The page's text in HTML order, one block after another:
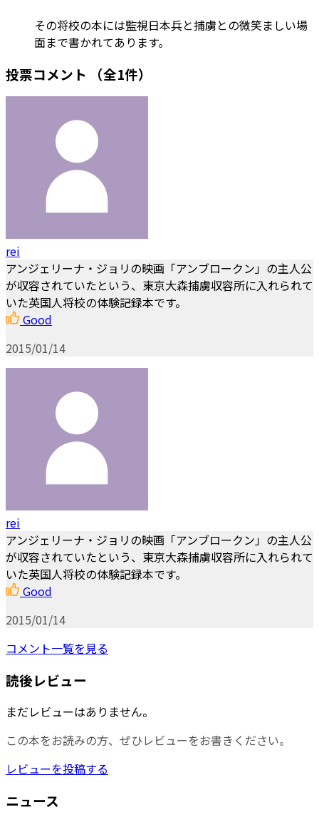
その将校の本には監視日本兵と捕虜との微笑ましい場
面まで書かれてあります。
投票コメント （全1件）
rei
アンジェリーナ・ジョリの映画「アンブロークン」の主人公
が収容されていたという、東京大森捕虜収容所に入れられて
いた英国人将校の体験記録本です。
Good
2015/01/14
rei
アンジェリーナ・ジョリの映画「アンブロークン」の主人公
が収容されていたという、東京大森捕虜収容所に入れられて
いた英国人将校の体験記録本です。
Good
2015/01/14
コメント一覧を見る
読後レビュー
まだレビューはありません。
この本をお読みの方、ぜひレビューをお書きください。
レビューを投稿する
ニュース